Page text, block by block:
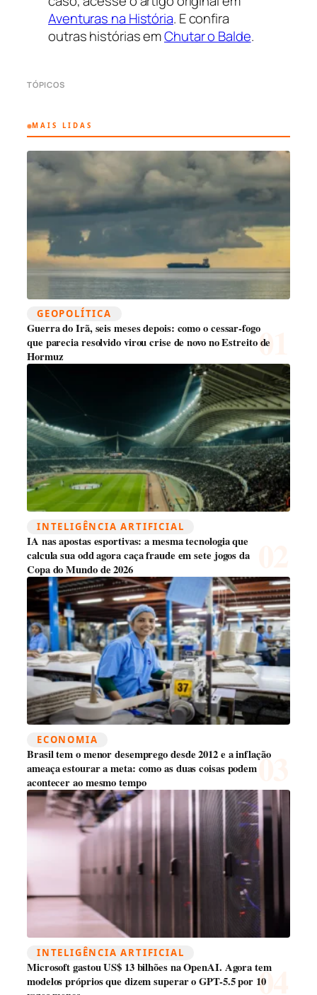
Aventuras na História. E confira
outras histórias emChutar o Balde.
TÓPICOS
MAIS LIDAS
GEOPOLÍTICA
Guerra do Irã, seis meses depois: como o cessar-fogo
que parecia resolvido virou crise de novo no Estreito de
Hormuz
INTELIGÊNCIA ARTIFICIAL
IA nas apostas esportivas: a mesma tecnologia que
calcula sua odd agora caça fraude em sete jogos da
Copa do Mundo de 2026
ECONOMIA
Brasil tem o menor desemprego desde 2012 e a inflação
ameaça estourar a meta: como as duas coisas podem
acontecer ao mesmo tempo
INTELIGÊNCIA ARTIFICIAL
Microsoft gastou US$ 13 bilhões na OpenAI. Agora tem
modelos próprios que dizem superar o GPT-5.5 por 10